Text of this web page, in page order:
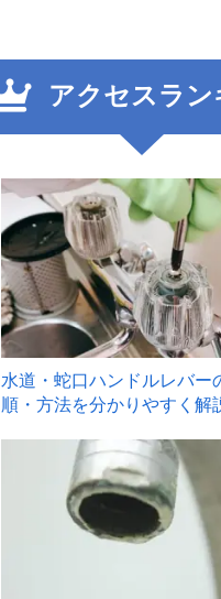
アクセスラン
2
水道・蛇口ハンドルレバー
順・方法を分かりやすく解